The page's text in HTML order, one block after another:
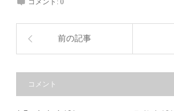
前の記事
コメント